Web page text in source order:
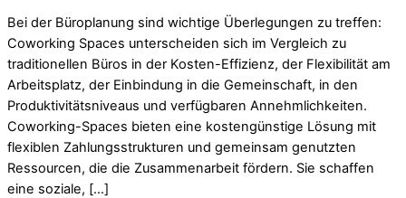
Bei der Büroplanung sind wichtige Überlegungen zu treffen:
Coworking Spaces unterscheiden sich im Vergleich zu
traditionellen Büros in der Kosten-Effizienz, der Flexibilität am
Arbeitsplatz, der Einbindung in die Gemeinschaft, in den
Produktivitätsniveaus und verfügbaren Annehmlichkeiten.
Coworking-Spaces bieten eine kostengünstige Lösung mit
flexiblen Zahlungsstrukturen und gemeinsam genutzten
Ressourcen, die die Zusammenarbeit fördern. Sie schaffen
eine soziale, […]